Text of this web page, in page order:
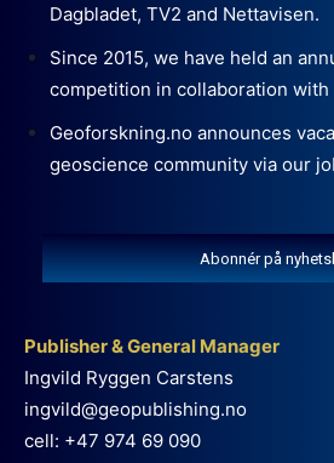
Dagbladet, TV2 and Nettavisen.
Since 2015, we have held an
competition in collaboration
Geoforskning.no announces
geoscience community via our
Abonnér på
Publisher & General Manager
Ingvild Ryggen Carstens
ingvild@geopublishing.no
cell: +47 974 69 090